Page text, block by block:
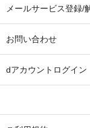
メールサービス登録/
お問い合わせ
dアカウントログイン